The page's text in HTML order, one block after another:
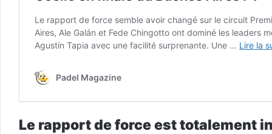
Le rapport de force est totalement